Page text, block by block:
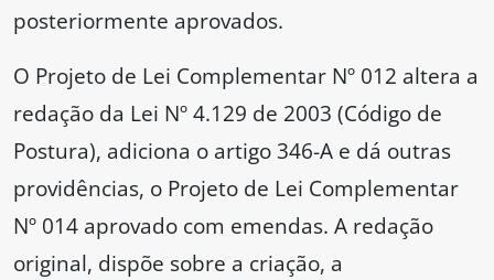
posteriormente aprovados.
O Projeto de Lei Complementar Nº 012 altera a
redação da Lei Nº 4.129 de 2003 (Código de
Postura), adiciona o artigo 346-A e dá outras
providências, o Projeto de Lei Complementar
Nº 014 aprovado com emendas. A redação
original, dispõe sobre a criação, a